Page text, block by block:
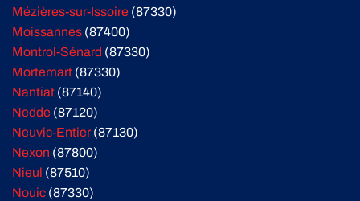
Mézières-sur-Issoire (87330)
Moissannes (87400)
Montrol-Sénard (87330)
Mortemart (87330)
Nantiat (87140)
Nedde (87120)
Neuvic-Entier(87130)
Nexon (87800)
Nieul (87510)
Nouic (87330)